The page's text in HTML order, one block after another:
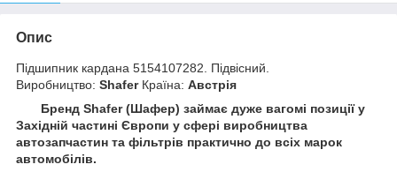
Опис
Підшипник кардана 5154107282. Підвісний.
Виробництво: ShaferКраїна: Австрія
Бренд Shafer (Шафер) займає дуже вагомі позиції у
Західній частині Європи у сфері виробництва
автозапчастин та фільтрів практично до всіх марок
автомобілів.